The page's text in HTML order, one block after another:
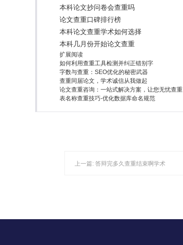
本科论文抄问卷会查重吗
论文查重口碑排行榜
本科论文查重学术如何选择
本科几月份开始论文查重
扩展阅读
如何利用查重工具检测并纠正错别字
字数与查重：SEO优化的秘密武器
查重同届论文，学术诚信从我做起
论文查重咨询：一站式解决方案，让您无忧查重
表名称查重技巧-优化数据库命名规范
上一篇: 答辩完多久查重结束啊学术